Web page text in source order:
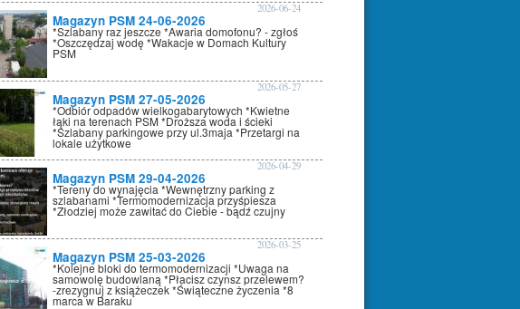
Magazyn PSM 24-06-2026
2026-06-24
*Szlabany raz jeszcze *Awaria domofonu? - zgłoś
*Oszczędzaj wodę *Wakacje w Domach Kultury
PSM
Magazyn PSM 27-05-2026
2026-05-27
*Odbiór odpadów wielkogabarytowych *Kwietne
łąki na terenach PSM *Droższa woda i ścieki
*Szlabany parkingowe przy ul.3maja *Przetargi na
lokale użytkowe
Magazyn PSM 29-04-2026
2026-04-29
*Tereny do wynajęcia *Wewnętrzny parking z
szlabanami *Termomodernizacja przyśpiesza
*Złodziej może zawitać do Ciebie - bądź czujny
Magazyn PSM 25-03-2026
2026-03-25
*Kolejne bloki do termomodernizacji *Uwaga na
samowolę budowlaną *Płacisz czynsz przelewem?
-zrezygnuj z książeczek *Świąteczne życzenia *8
marca w Baraku